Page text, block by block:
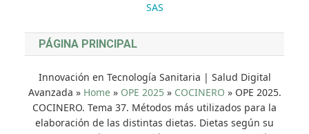
SAS
PÁGINA PRINCIPAL
Innovación en Tecnología Sanitaria | Salud Digital
Avanzada » Home » OPE 2025 » COCINERO »OPE 2025.
COCINERO. Tema 37. Métodos más utilizados para la
elaboración de las distintas dietas. Dietas según su